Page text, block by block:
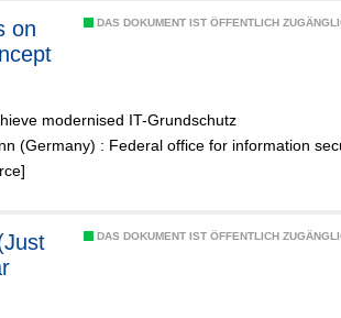
DAS DOKUMENT IST ÖFFENTLICH
on
modernised IT-Grundschutz
(Germany) : Federal office for information
DAS DOKUMENT IST ÖFFENTLICH